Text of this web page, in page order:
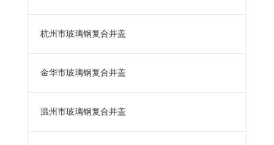
杭州市玻璃钢复合井盖
金华市玻璃钢复合井盖
温州市玻璃钢复合井盖